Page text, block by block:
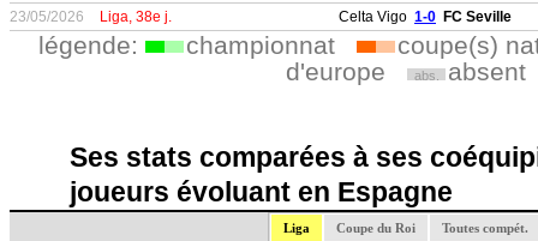
23/05/2026
Liga, 38e j. Celta Vigo 1-0 FC Seville
légende: championnat
coupe(s)
d'europe
abs. absent
Ses stats comparées à ses
joueurs évoluant en Espagne
Liga Coupe du Roi Toutes compét.